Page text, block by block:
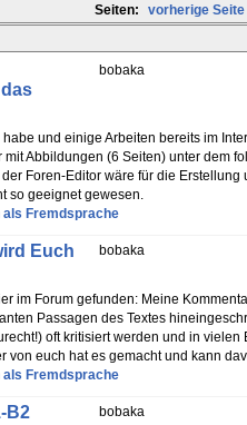
Seiten: vorherige Seite
bobaka
und einige Arbeiten bereits im
Abbildungen (6 Seiten) unter dem
Foren-Editor wäre für die
so geeignet gewesen.
Fremdsprache
bobaka
Euch
im Forum gefunden: Meine
Passagen des Textes
oft kritisiert werden und in
von euch hat es gemacht und kann
Fremdsprache
bobaka
B2